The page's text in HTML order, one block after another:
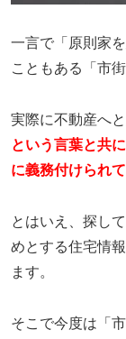
一言で「原則家
こともある「市
実際に不動産へ
という言葉と共
に義務付けられ
とはいえ、探し
めとする住宅情
ます。
そこで今度は「